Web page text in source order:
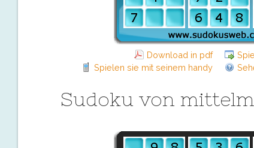
Download in pdf
Spielen sie mit seinem handy
Sudoku von